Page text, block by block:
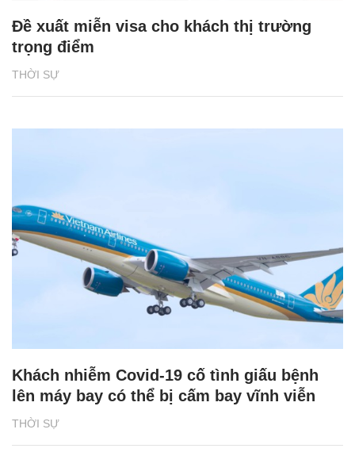
THỜI SỰ
Đề xuất miễn visa cho khách thị trường
trọng điểm
THỜI SỰ
Khách nhiễm Covid-19 cố tình giấu bệnh
lên máy bay có thể bị cấm bay vĩnh viễn